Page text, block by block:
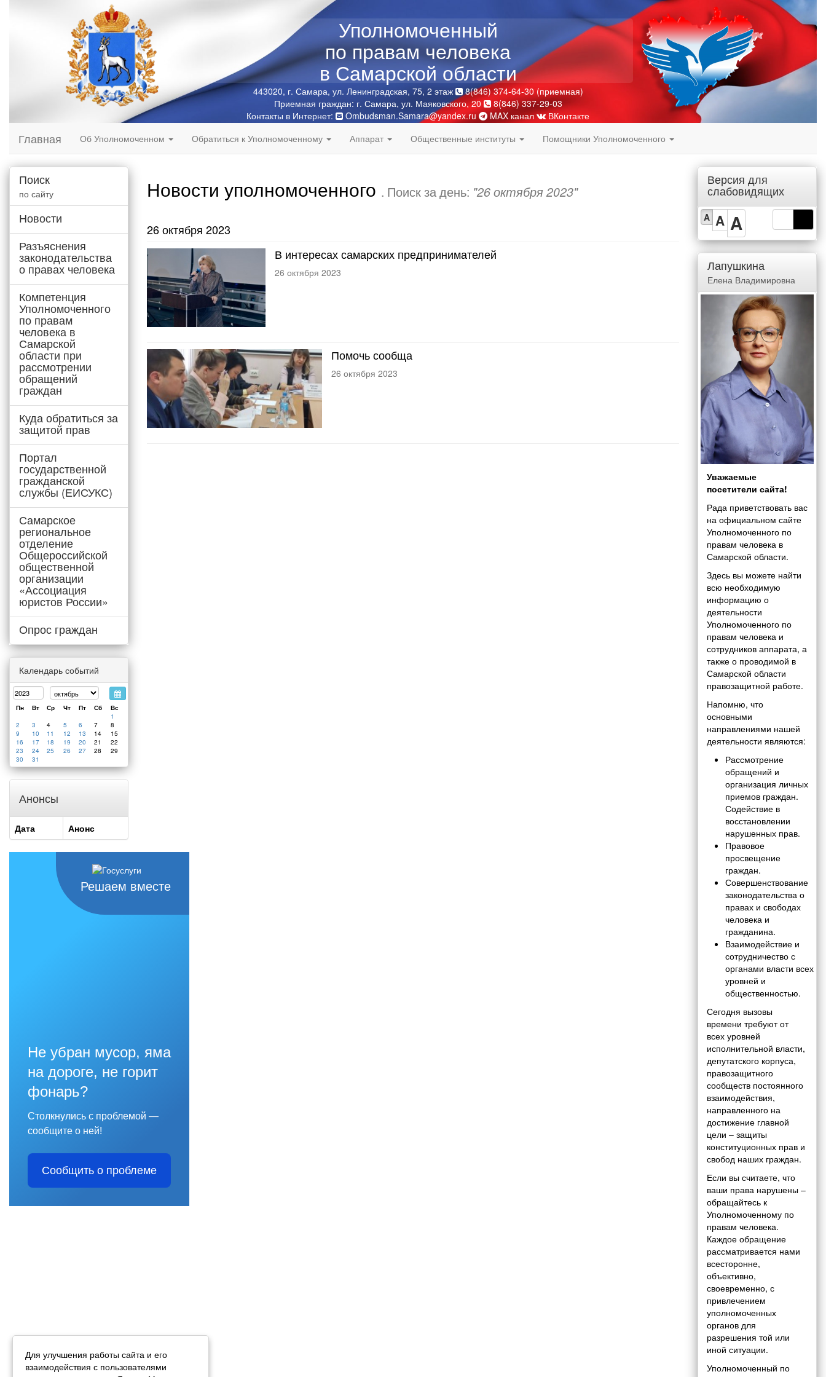
Уполномоченный
по правам человека
в Самарской области
443020, г. Самара, ул. Ленинградская, 75, 2 этаж
8(846) 374-64-30 (приемная)
Приемная граждан: г. Самара, ул. Маяковского, 20
8(846) 337-29-03
Контакты в Интернет:
Ombudsman.Samara@yandex.ru MAX канал ВКонтакте
Главная Об Уполномоченном Обратиться к Уполномоченному Аппарат Общественные институты Помощники Уполномоченного
Поиск
по сайту
Новости
Разъяснения
законодательства
о правах человека
Компетенция
Уполномоченного
по правам
человека в
Самарской
области при
рассмотрении
обращений
граждан
Куда обратиться за
защитой прав
Портал
государственной
гражданской
службы (ЕИСУКС)
Самарское
региональное
отделение
Общероссийской
общественной
организации
«Ассоциация
юристов России»
Опрос граждан
Календарь событий
Пн Вт Ср Чт Пт Сб
Вс
1
2
3 4 5 6 7
8
9
10 11 12 13 14
15
16
17 18 19 20 21
22
23
24 25 26 27 28
29
30
31
Анонсы
Дата Анонс
Решаем вместе
Не убран мусор, яма
на дороге, не горит
фонарь?
Столкнулись с проблемой —
сообщите о ней!
Сообщить о проблеме
Новости уполномоченного . Поиск за день: "26 октября 2023"
26 октября 2023
В интересах самарских предпринимателей
26 октября 2023
Помочь сообща
26 октября 2023
Версия для
слабовидящих
A A A
Лапушкина
Елена Владимировна
Уважаемые
посетители сайта!
Рада приветствовать вас
на официальном сайте
Уполномоченного по
правам человека в
Самарской области.
Здесь вы можете найти
всю необходимую
информацию о
деятельности
Уполномоченного по
правам человека и
сотрудников аппарата, а
также о проводимой в
Самарской области
правозащитной работе.
Напомню, что
основными
направлениями нашей
деятельности являются:
Рассмотрение
обращений и
организация личных
приемов граждан.
Содействие в
восстановлении
нарушенных прав.
Правовое
просвещение
граждан.
Совершенствование
законодательства о
правах и свободах
человека и
гражданина.
Взаимодействие и
сотрудничество с
органами власти всех
уровней и
общественностью.
Сегодня вызовы
времени требуют от
всех уровней
исполнительной власти,
депутатского корпуса,
правозащитного
сообществ постоянного
взаимодействия,
направленного на
достижение главной
цели – защиты
конституционных прав и
свобод наших граждан.
Если вы считаете, что
ваши права нарушены –
обращайтесь к
Уполномоченному по
правам человека.
Каждое обращение
рассматривается нами
всесторонне,
объективно,
своевременно, с
привлечением
уполномоченных
органов для
разрешения той или
иной ситуации.
Уполномоченный по
Для улучшения работы сайта и его
взаимодействия с пользователями